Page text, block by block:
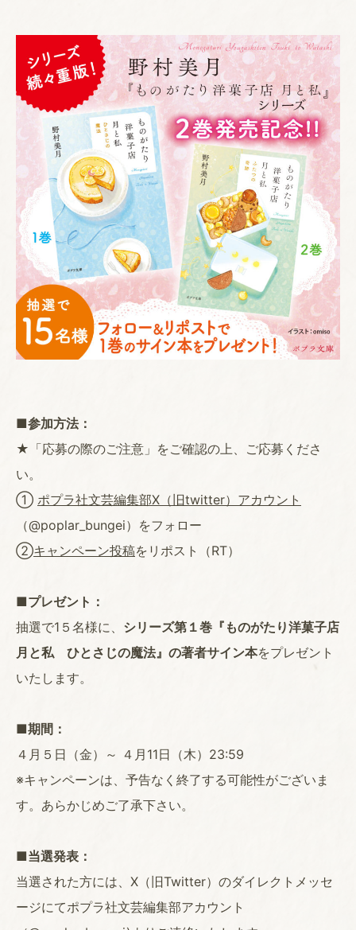
■参加方法：
★「応募の際のご注意」をご確認の上、ご応募くださ
い。
① ポプラ社文芸編集部X（旧twitter）アカウント
（@poplar_bungei）をフォロー
②キャンペーン投稿をリポスト（RT）
■プレゼント：
抽選で1５名様に、 シリーズ第１巻『ものがたり洋菓子店
月と私 ひとさじの魔法』の著者サイン本をプレゼント
いたします。
■期間：
４月５日（金）～ ４月11日（木）23:59
※キャンペーンは、予告なく終了する可能性がございま
す。あらかじめご了承下さい。
■当選発表：
当選された方には、X（旧Twitter）のダイレクトメッセ
ージにてポプラ社文芸編集部アカウント